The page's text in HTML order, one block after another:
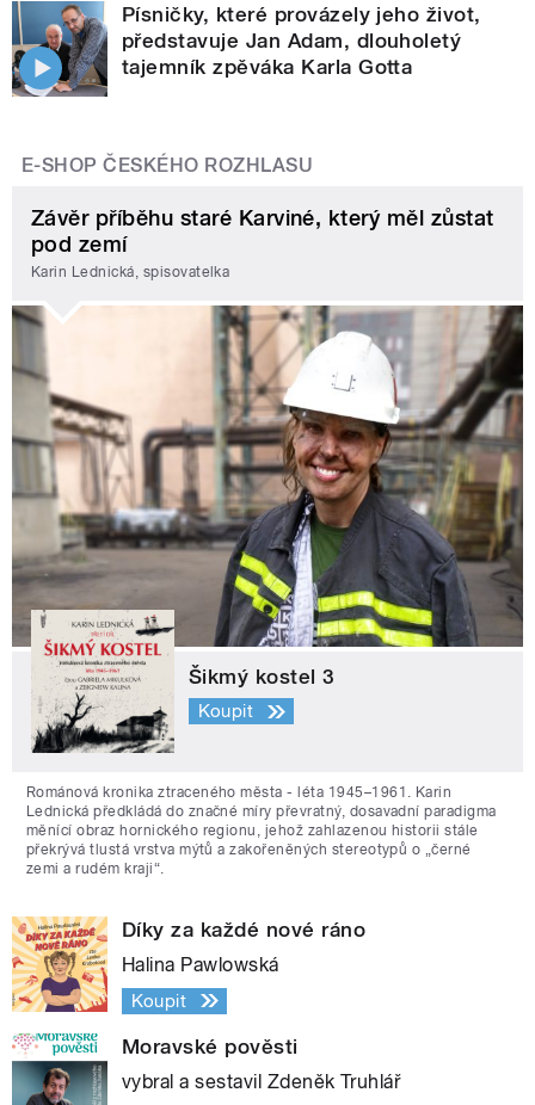
Písničky, které provázely jeho život,
představuje Jan Adam, dlouholetý
tajemník zpěváka Karla Gotta
E-SHOP ČESKÉHO ROZHLASU
Závěr příběhu staré Karviné, který měl zůstat
pod zemí
Karin Lednická, spisovatelka
Šikmý kostel 3
Koupit
Románová kronika ztraceného města - léta 1945–1961. Karin
Lednická předkládá do značné míry převratný, dosavadní paradigma
měnící obraz hornického regionu, jehož zahlazenou historii stále
překrývá tlustá vrstva mýtů a zakořeněných stereotypů o „černé
zemi a rudém kraji“.
Díky za každé nové ráno
Halina Pawlowská
Koupit
Moravské pověsti
vybral a sestavil Zdeněk Truhlář